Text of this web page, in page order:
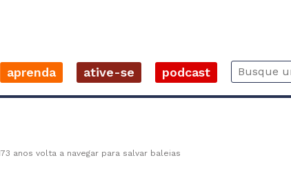
aprenda ative-se podcast
anos volta a navegar para salvar baleias